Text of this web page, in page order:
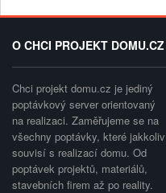
O CHCI PROJEKT DOMU.CZ
Chci projekt domu.cz je jediný
poptávkový server orientovaný
na realizaci. Zaměřujeme se na
všechny poptávky, které jakkoliv
souvisí s realizací domu. Od
poptávek projektů, materiálů,
stavebních firem až po reality.